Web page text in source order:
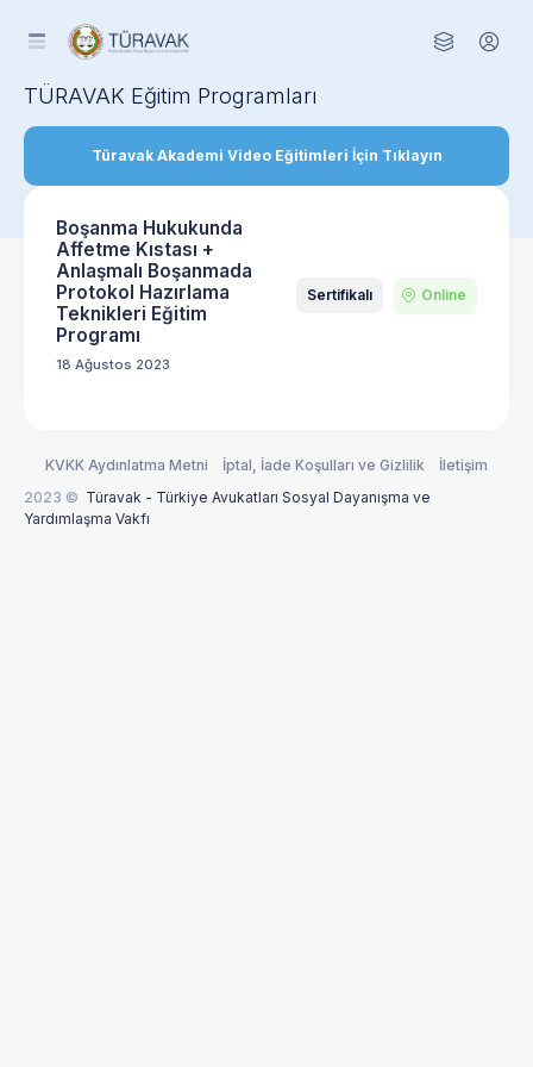
TÜRAVAK Eğitim Programları
Türavak Akademi Video Eğitimleri İçin Tıklayın
Boşanma Hukukunda
Affetme Kıstası +
Anlaşmalı Boşanmada
Protokol Hazırlama
Teknikleri Eğitim
Programı
18 Ağustos 2023
Sertifikalı Online
2023 © Türavak - Türkiye Avukatları Sosyal Dayanışma ve
Yardımlaşma Vakfı
KVKK Aydınlatma Metni İptal, İade Koşulları ve Gizlilik İletişim